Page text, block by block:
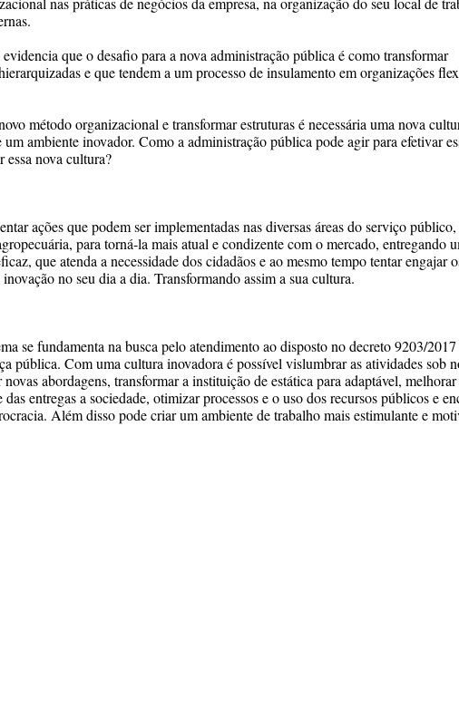
que o desafio para a nova administração pública é como transformar
e que tendem a um processo de insulamento em organizações
método organizacional e transformar estruturas é necessária uma nova
ambiente inovador. Como a administração pública pode agir para efetivar
essa nova cultura?
ações que podem ser implementadas nas diversas áreas do serviço
para torná-la mais atual e condizente com o mercado, entregando
que atenda a necessidade dos cidadãos e ao mesmo tempo tentar engajar
no seu dia a dia. Transformando assim a sua cultura.
se fundamenta na busca pelo atendimento ao disposto no decreto 9203/2017
pública. Com uma cultura inovadora é possível vislumbrar as atividades sob
abordagens, transformar a instituição de estática para adaptável, melhorar
entregas a sociedade, otimizar processos e o uso dos recursos públicos e
Além disso pode criar um ambiente de trabalho mais estimulante e